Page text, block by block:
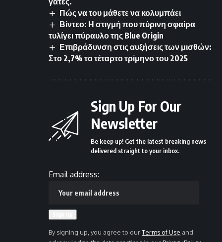
Πώς να του μάθετε να κολυμπάει
Βίντεο: Η στιγμή που πύρινη σφαίρα
τυλίγει πύραυλο της Blue Origin
Επιβράδυνση στις αυξήσεις των μισθών:
Στο 2,7% το τέταρτο τρίμηνο του 2025
Sign Up For Our
Newsletter
Be keep up! Get the latest breaking news
delivered straight to your inbox.
Email address:
By signing up, you agree to ourTerms of Use and